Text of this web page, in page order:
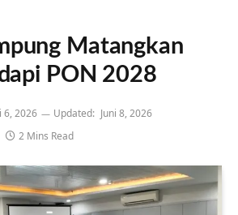
Matangkan
PON 2028
6, 2026 Updated: Juni 8, 2026
2 Mins Read